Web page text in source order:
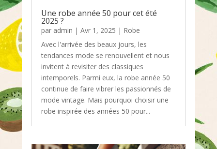
Une robe année 50 pour cet été
2025 ?
par admin | Avr 1, 2025 | Robe
Avec l'arrivée des beaux jours, les
tendances mode se renouvellent et nous
invitent à revisiter des classiques
intemporels. Parmi eux, la robe année 50
continue de faire vibrer les passionnés de
mode vintage. Mais pourquoi choisir une
robe inspirée des années 50 pour...